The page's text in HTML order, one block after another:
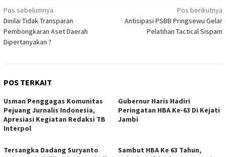
Navigasi
pos
Pos sebelumnya
Dinilai Tidak Transparan
Pembongkaran Aset Daerah
Dipertanyakan ?
Pos berikutnya
Antisipasi PSBB Pringsewu Gelar
Pelatihan Tactical Sispam
POS TERKAIT
Usman Penggagas Komunitas
Pejuang Jurnalis Indonesia,
Apresiasi Kegiatan Redaksi TB
Interpol
Gubernur Haris Hadiri
Peringatan HBA Ke-63 Di Kejati
Jambi
Tersangka Dadang Suryanto
Sambut HBA Ke 63 Tahun,